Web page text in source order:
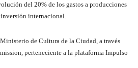
del 20% de los gastos a producciones
internacional.
de Cultura de la Ciudad, a través
perteneciente a la plataforma Impulso